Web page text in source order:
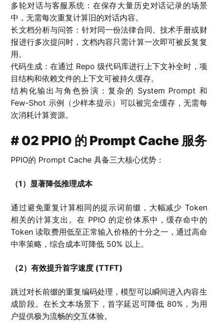
多轮对话与客服系统：在保存大量历史对话记录的场景
中，无需每次重复计算旧的对话内容。
长文档分析与问答：针对同一份法律合同、技术手册或财
报进行多次提问时，文档内容只需计算一次即可被反复复
用。
代码生成：在通过 Repo 级代码库进行上下文补全时，项
目结构和依赖文件的上下文可被持久缓存。
结构化输出与角色扮演：复杂的 System Prompt 和
Few-Shot 示例（少样本提示）可以被完全缓存，无需每
次消耗计算资源。
# 02 PPIO 的 Prompt Cache 服务
PPIO的 Prompt Cache 具备三大核心优势：
（1）显著降低推理成本
通过避免重复计算相同的提示词前缀，大幅减少 Token
相关的计算支出。在 PPIO 的定价体系中，缓存命中的
Token 读取费用低至正常输入价格的十分之一，通过高命
中率策略，综合成本可降低 50% 以上。
（2）有效提升首字速度 (TTFT)
跳过对长前缀的重复编码处理，模型可以瞬间进入内容生
成阶段。在长文本场景下，首字延迟可降低 80%，为用
户提供极为流畅的交互体验。